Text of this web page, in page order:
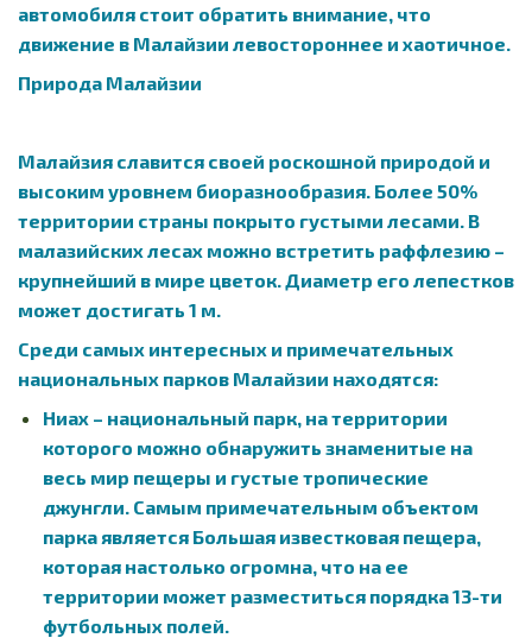
автомобиля стоит обратить внимание, что
движение в Малайзии левостороннее и хаотичное.
Природа Малайзии
Малайзия славится своей роскошной природой и
высоким уровнем биоразнообразия. Более 50%
территории страны покрыто густыми лесами. В
малазийских лесах можно встретить раффлезию –
крупнейший в мире цветок. Диаметр его лепестков
может достигать 1 м.
Среди самых интересных и примечательных
национальных парков Малайзии находятся:
Ниах – национальный парк, на территории
которого можно обнаружить знаменитые на
весь мир пещеры и густые тропические
джунгли. Самым примечательным объектом
парка является Большая известковая пещера,
которая настолько огромна, что на ее
территории может разместиться порядка 13-ти
футбольных полей.